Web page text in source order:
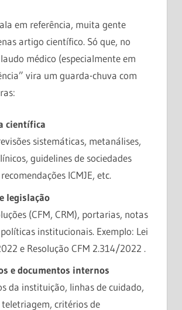
em referência, muita gente
artigo científico. Só que, no
médico (especialmente em
vira um guarda-chuva com
científica
sistemáticas, metanálises,
guidelines de sociedades
ICMJE, etc.
legislação
(CFM, CRM), portarias, notas
institucionais. Exemplo: Lei
e Resolução CFM 2.314/2022 .
e documentos internos
da instituição, linhas de cuidado,
critérios de